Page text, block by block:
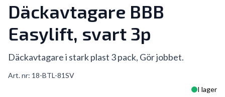
Däckavtagare BBB
Easylift, svart 3p
Däckavtagare i stark plast 3 pack, Gör jobbet.
Art. nr: 18-BTL-81SV
I lager